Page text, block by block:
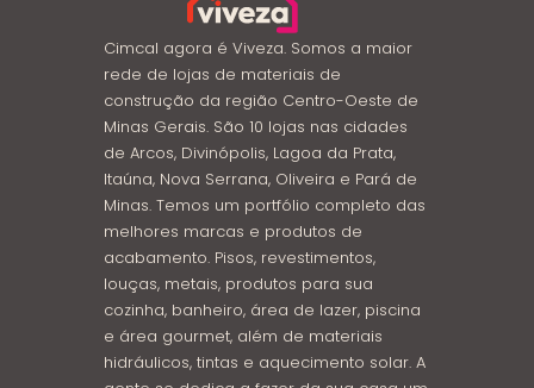
Cimcal agora é Viveza. Somos a maior
rede de lojas de materiais de
construção da região Centro-Oeste de
Minas Gerais. São 10 lojas nas cidades
de Arcos, Divinópolis, Lagoa da Prata,
Itaúna, Nova Serrana, Oliveira e Pará de
Minas. Temos um portfólio completo das
melhores marcas e produtos de
acabamento. Pisos, revestimentos,
louças, metais, produtos para sua
cozinha, banheiro, área de lazer, piscina
e área gourmet, além de materiais
hidráulicos, tintas e aquecimento solar. A